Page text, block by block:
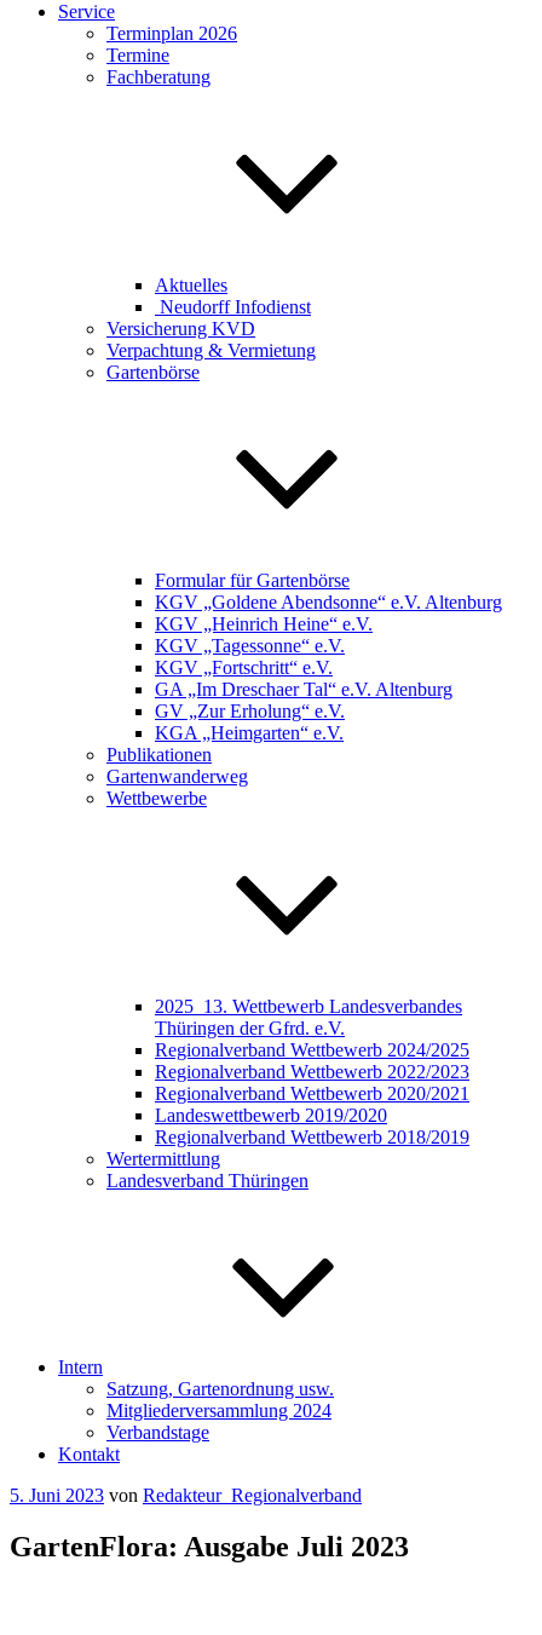
Service
Terminplan 2026
Termine
Fachberatung
Aktuelles
Neudorff Infodienst
Versicherung KVD
Verpachtung & Vermietung
Gartenbörse
Formular für Gartenbörse
KGV „Goldene Abendsonne“ e.V. Altenburg
KGV „Heinrich Heine“ e.V.
KGV „Tagessonne“ e.V.
KGV „Fortschritt“ e.V.
GA „Im Dreschaer Tal“ e.V. Altenburg
GV „Zur Erholung“ e.V.
KGA „Heimgarten“ e.V.
Publikationen
Gartenwanderweg
Wettbewerbe
2025_13. Wettbewerb Landesverbandes
Thüringen der Gfrd. e.V.
Regionalverband Wettbewerb 2024/2025
Regionalverband Wettbewerb 2022/2023
Regionalverband Wettbewerb 2020/2021
Landeswettbewerb 2019/2020
Regionalverband Wettbewerb 2018/2019
Wertermittlung
Landesverband Thüringen
Intern
Satzung, Gartenordnung usw.
Mitgliederversammlung 2024
Verbandstage
Kontakt
Veröffentlicht
5. Juni 2023 von Redakteur_Regionalverband
GartenFlora: Ausgabe Juli 2023